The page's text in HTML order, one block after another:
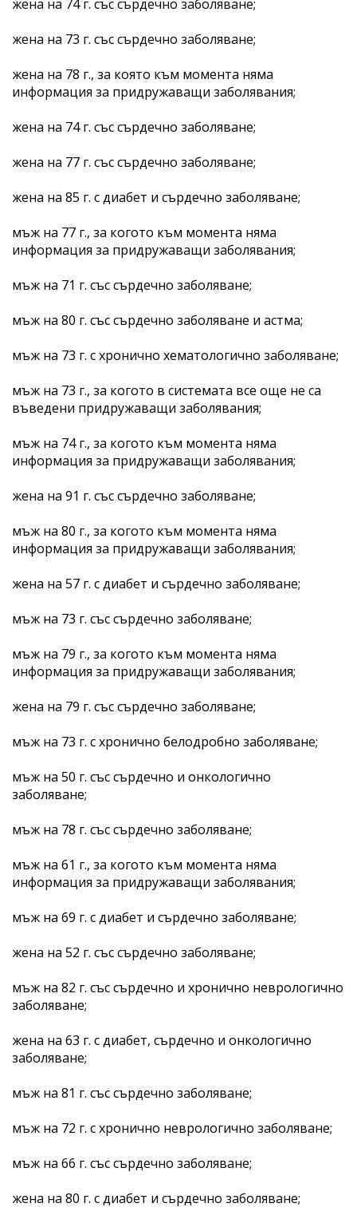
жена на 74 г. със сърдечно заболяване;
жена на 73 г. със сърдечно заболяване;
жена на 78 г., за която към момента няма
информация за придружаващи заболявания;
жена на 74 г. със сърдечно заболяване;
жена на 77 г. със сърдечно заболяване;
жена на 85 г. с диабет и сърдечно заболяване;
мъж на 77 г., за когото към момента няма
информация за придружаващи заболявания;
мъж на 71 г. със сърдечно заболяване;
мъж на 80 г. със сърдечно заболяване и астма;
мъж на 73 г. с хронично хематологично заболяване;
мъж на 73 г., за когото в системата все още не са
въведени придружаващи заболявания;
мъж на 74 г., за когото към момента няма
информация за придружаващи заболявания;
жена на 91 г. със сърдечно заболяване;
мъж на 80 г., за когото към момента няма
информация за придружаващи заболявания;
жена на 57 г. с диабет и сърдечно заболяване;
мъж на 73 г. със сърдечно заболяване;
мъж на 79 г., за когото към момента няма
информация за придружаващи заболявания;
жена на 79 г. със сърдечно заболяване;
мъж на 73 г. с хронично белодробно заболяване;
мъж на 50 г. със сърдечно и онкологично
заболяване;
мъж на 78 г. със сърдечно заболяване;
мъж на 61 г., за когото към момента няма
информация за придружаващи заболявания;
мъж на 69 г. с диабет и сърдечно заболяване;
жена на 52 г. със сърдечно заболяване;
мъж на 82 г. със сърдечно и хронично неврологично
заболяване;
жена на 63 г. с диабет, сърдечно и онкологично
заболяване;
мъж на 81 г. със сърдечно заболяване;
мъж на 72 г. с хронично неврологично заболяване;
мъж на 66 г. със сърдечно заболяване;
жена на 80 г. с диабет и сърдечно заболяване;